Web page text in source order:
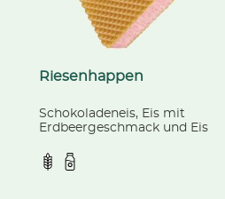
Riesenhappen
Schokoladeneis, Eis mit
Erdbeergeschmack und Eis
zwischen zwei Waffeln.
Langnese, 140 ml